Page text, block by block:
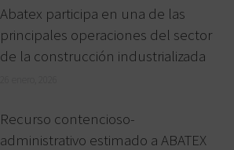
Abatex participa en una de las
principales operaciones del sector
de la construcción industrializada
Recurso contencioso-
administrativo estimado a ABATEX